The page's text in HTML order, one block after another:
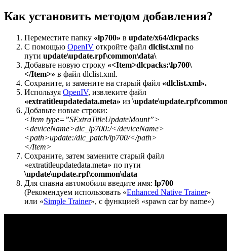
Как установить методом добавления?
Переместите папку «lp700» в update/x64/dlcpacks
С помощью OpenIV откройте файл dlclist.xml по
пути update\update.rpf\common\data\
Добавьте новую строку «<Item>dlcpacks:\lp700\
</Item>» в файл dlclist.xml.
Сохраните, и замените на старый файл «dlclist.xml».
Используя OpenIV, извлеките файл
«extratitleupdatedata.meta» из
Добавьте новые строки:
<Item type=”SExtraTitleUpdateMount”>
<deviceName>dlc_lp700:/</deviceName>
<path>update:/dlc_patch/lp700/</path>
</Item>
Сохраните, затем замените старый файл
«extratitleupdatedata.meta» по пути
\update\update.rpf\common\data
Для спавна автомобиля введите имя: lp700
(Рекомендуем использовать «Enhanced Native Trainer»
или «Simple Trainer», с функцией «spawn car by name»)